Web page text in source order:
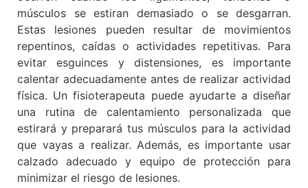
músculos se estiran demasiado o se desgarran.
Estas lesiones pueden resultar de movimientos
repentinos, caídas o actividades repetitivas. Para
evitar esguinces y distensiones, es importante
calentar adecuadamente antes de realizar actividad
física. Un fisioterapeuta puede ayudarte a diseñar
una rutina de calentamiento personalizada que
estirará y preparará tus músculos para la actividad
que vayas a realizar. Además, es importante usar
calzado adecuado y equipo de protección para
minimizar el riesgo de lesiones.